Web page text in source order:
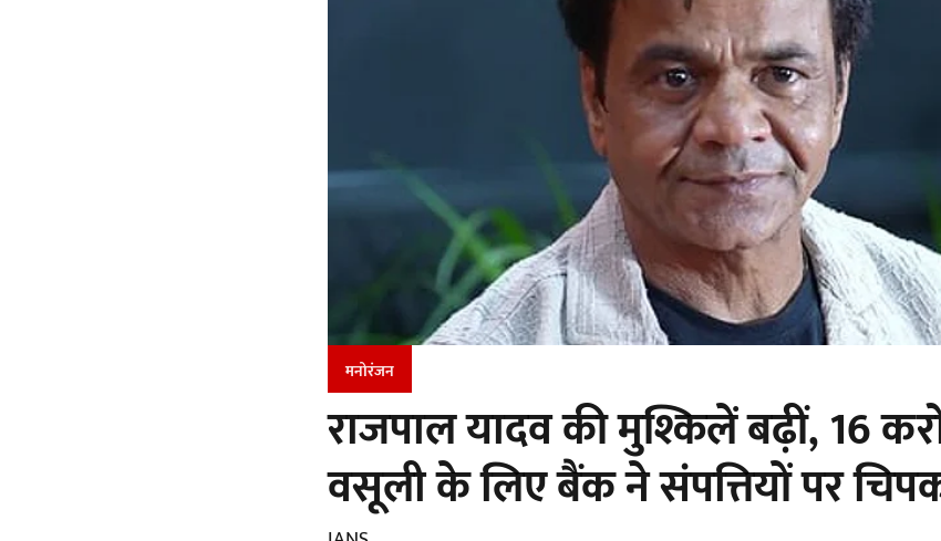
मनोरंजन
राजपाल यादव की मुश्किलें बढ़ीं, 16
वसूली के लिए बैंक ने संपत्तियों पर